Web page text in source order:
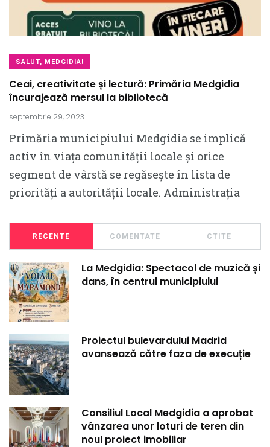
SALUT, MEDGIDIA!
Ceai, creativitate și lectură: Primăria Medgidia
încurajează mersul la bibliotecă
septembrie 29, 2023
Primăria municipiului Medgidia se implică
activ în viața comunității locale și orice
segment de vârstă se regăsește în lista de
priorități a autorității locale. Administrația
RECENTE COMENTATE CTITE
La Medgidia: Spectacol de muzică și
dans, în centrul municipiului
Proiectul bulevardului Madrid
avansează către faza de execuție
Consiliul Local Medgidia a aprobat
vânzarea unor loturi de teren din
noul proiect imobiliar